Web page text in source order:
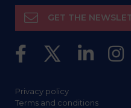
GET THE
Privacy policy
Terms and conditions